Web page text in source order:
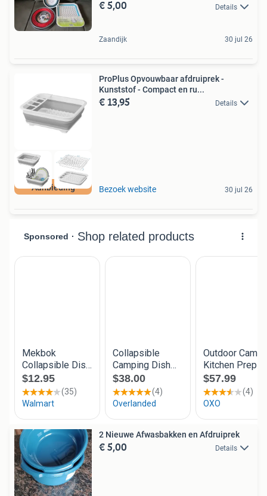
€ 5,00 Details
Zaandijk 30 jul 26
Aanbieding
ProPlus Opvouwbaar afdruiprek -
Kunststof - Compact en ru...
€ 13,95 Details
Bezoek website 30 jul 26
2 Nieuwe Afwasbakken en Afdruiprek
€ 5,00 Details